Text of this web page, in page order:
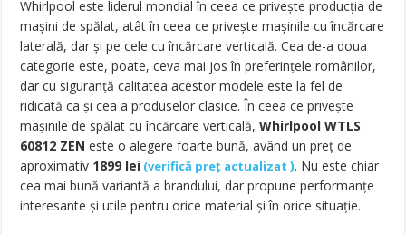
Whirlpool este liderul mondial în ceea ce priveşte producţia de
maşini de spălat, atât în ceea ce priveşte maşinile cu încărcare
laterală, dar şi pe cele cu încărcare verticală. Cea de-a doua
categorie este, poate, ceva mai jos în preferinţele românilor,
dar cu siguranţă calitatea acestor modele este la fel de
ridicată ca şi cea a produselor clasice. În ceea ce priveşte
maşinile de spălat cu încărcare verticală,Whirlpool WTLS
60812 ZEN este o alegere foarte bună, având un preț de
aproximativ 1899 lei (verifică preț actualizat). Nu este chiar
cea mai bună variantă a brandului, dar propune performanţe
interesante și utile pentru orice material şi în orice situaţie.